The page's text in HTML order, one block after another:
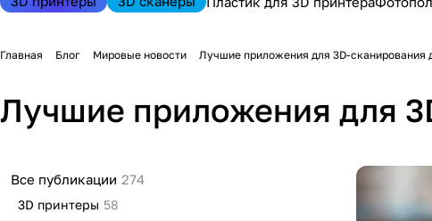
Главная Блог Мировые новости Лучшие приложения для 3D-сканирования
Лучшие приложения для
Все публикации 274
3D принтеры 58